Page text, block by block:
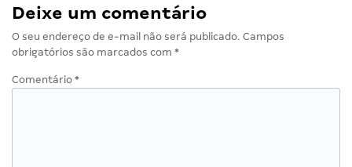
Deixe um comentário
O seu endereço de e-mail não será publicado. Campos
obrigatórios são marcados com *
Comentário *